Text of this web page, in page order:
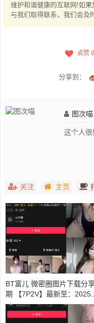
维护和谐健康的互联网!如
与我们取得联系，我们会及
点赞 0
分享到：
图次喵
这个人
关注 主页
BT富儿 微密圈图片下载分
期 【7P2V】最新至：